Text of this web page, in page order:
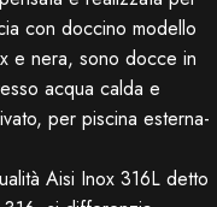
con doccino modello
e nera, sono docce in
acqua calda e
per piscina esterna-
Aisi Inox 316L detto